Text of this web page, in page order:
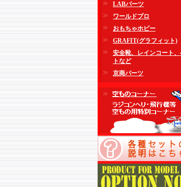
LABパーツ
ワールドプロ
おもちゃホビー
GRAFIT(グラフィット)
安全靴、レインコート、
トなど
京商パーツ